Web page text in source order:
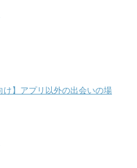
け】アプリ以外の出会いの場